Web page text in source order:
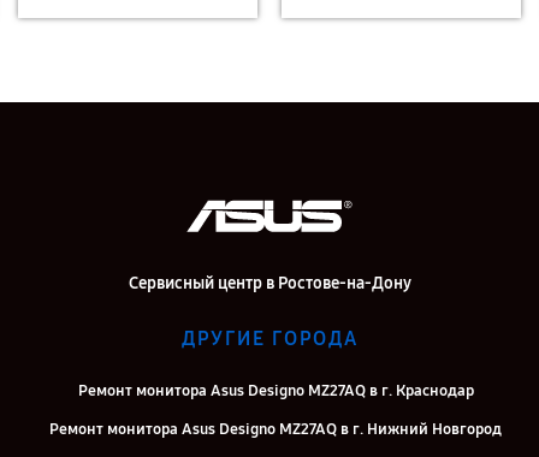
Сервисный центр в Ростове-на-Дону
ДРУГИЕ ГОРОДА
Ремонт монитора Asus Designo MZ27AQ в г. Краснодар
Ремонт монитора Asus Designo MZ27AQ в г. Нижний Новгород